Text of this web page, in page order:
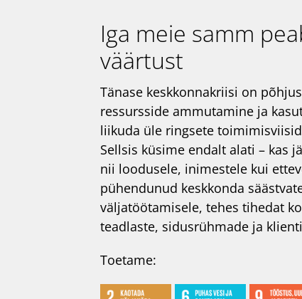
Iga meie samm
väärtust
Tänase keskkonnakriisi on
ressursside ammutamine ja
liikuda üle ringsete
Sellsis küsime endalt alati – kas
nii loodusele, inimestele kui
pühendunud keskkonda
väljatöötamisele, tehes tihedat
teadlaste, sidusrühmade ja
Toetame: